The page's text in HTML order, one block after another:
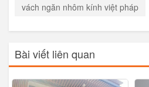
vách ngăn nhôm kính việt pháp
Bài viết liên quan